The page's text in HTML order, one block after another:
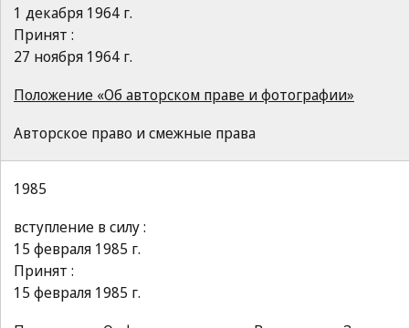
1 декабря 1964 г.
Принят :
27 ноября 1964 г.
Положение «Об авторском праве и фотографии»
Авторское право и смежные права
1985
вступление в силу :
15 февраля 1985 г.
Принят :
15 февраля 1985 г.